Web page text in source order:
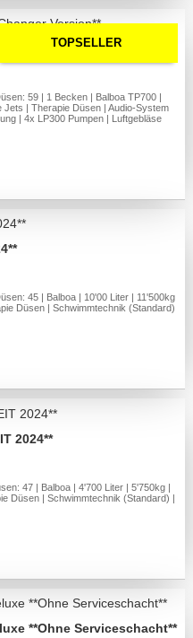
TOPSELLER
Version**
59 | 1 Becken | Balboa TP700 |
| Therapie Düsen | Audio-System
| 4x LP300 Pumpen | Luftgebläse
45 | Balboa | 10'00 Liter | 11'500kg
Düsen | Schwimmtechnik (Standard)
2024**
47 | Balboa | 4'700 Liter | 5'750kg |
Düsen | Schwimmtechnik (Standard) |
**Ohne Serviceschacht**